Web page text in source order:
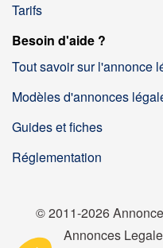
Tarifs
Besoin d'aide ?
Tout savoir sur l'annonce
Modèles d'annonces
Guides et fiches
Réglementation
© 2011-2026
Annonces